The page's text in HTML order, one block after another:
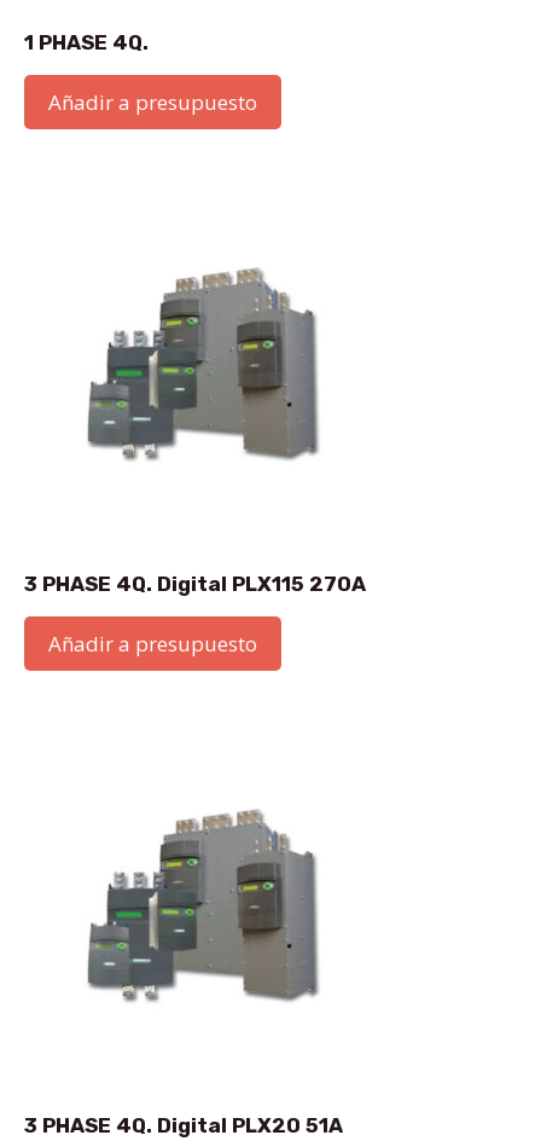
1 PHASE 4Q.
Añadir a presupuesto
3 PHASE 4Q. Digital PLX115 270A
Añadir a presupuesto
3 PHASE 4Q. Digital PLX20 51A